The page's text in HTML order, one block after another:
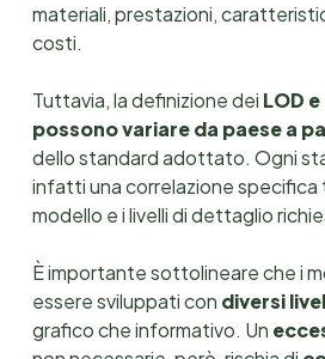
materiali, prestazioni,
costi.
Tuttavia, la definizione dei LOD
possono variare da paese a
dello standard adottato. Ogni
infatti una correlazione specifica
modello e i livelli di dettaglio
È importante sottolineare che i
essere sviluppati con diversi
grafico che informativo. Un